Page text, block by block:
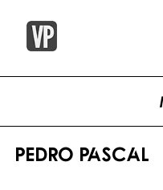
PEDRO PASCAL